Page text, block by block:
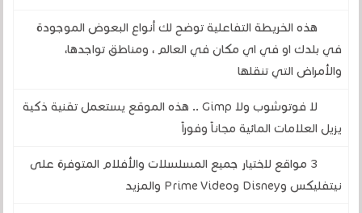
هذه الخريطة التفاعلية توضح لك أنواع البعوض الموجودة
في بلدك او في اي مكان في العالم ، ومناطق تواجدها،
والأمراض التي تنقلها
لا فوتوشوب ولا Gimp .. هذه الموقع يستعمل تقنية ذكية
يزيل العلامات المائية مجاناً وفوراً
3 مواقع لاختيار جميع المسلسلات والأفلام المتوفرة على
نيتفليكس وDisney وPrime Video والمزيد